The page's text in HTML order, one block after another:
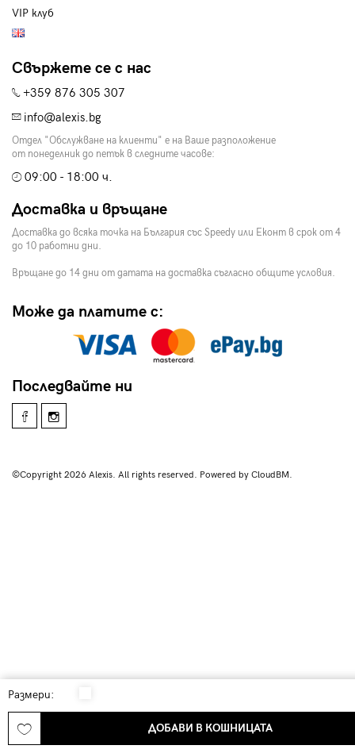
Размери:
ДОБАВИ В КОШНИЦАТА
VIP клуб
Свържете се с нас
+359 876 305 307
info@alexis.bg
Отдел "Обслужване на клиенти" е на Ваше разположение
от понеделник до петък в следните часове:
09:00 - 18:00 ч.
Доставка и връщане
Доставка до всяка точка на България със Speedy или Еконт в срок от 4
до 10 работни дни.
Връщане до 14 дни от датата на доставка съгласно общите условия.
Може да платите с:
Последвайте ни
©Copyright 2026 Alexis. All rights reserved. Powered by CloudBM.